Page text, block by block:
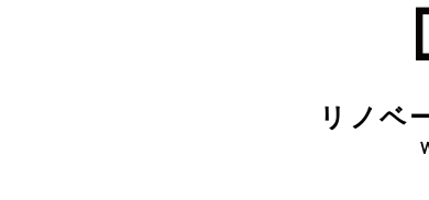
リノベ